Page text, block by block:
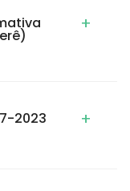
+
2023 +